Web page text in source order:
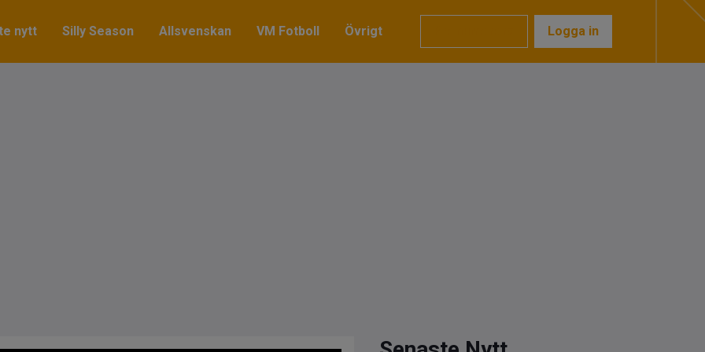
nytt Silly Season Allsvenskan VM Fotboll Övrigt Logga in